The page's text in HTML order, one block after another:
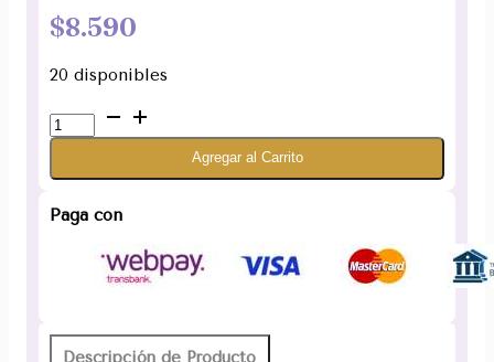
$8.590
20 disponibles
Antarik
Linea
masala
cantidad
Agregar al Carrito
Paga con
Descripción de Producto